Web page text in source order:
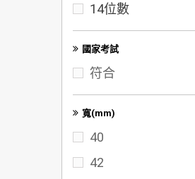
100K
14位數
國家考試
符合
寬(mm)
40
42